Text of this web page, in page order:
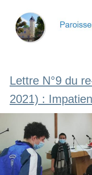
Lettre N°9 du
2021) :